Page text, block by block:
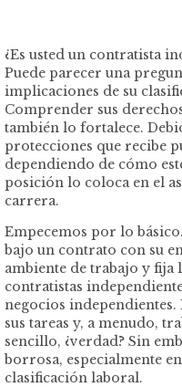
¿Es usted un contratista
Puede parecer una
implicaciones de su
Comprender sus
también lo fortalece.
protecciones que recibe
dependiendo de cómo
posición lo coloca en el
carrera.
Empecemos por lo
bajo un contrato con su
ambiente de trabajo y
contratistas
negocios
sus tareas y, a menudo,
sencillo, ¿verdad? Sin
borrosa, especialmente
clasificación laboral.